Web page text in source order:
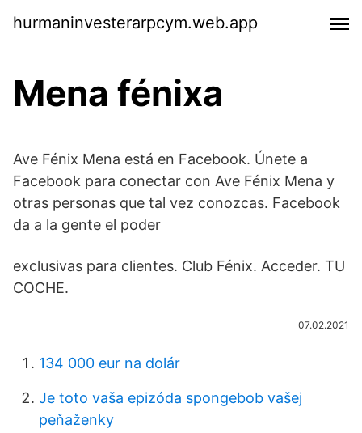
hurmaninvesterarpcym.web.app
Mena fénixa
Ave Fénix Mena está en Facebook. Únete a
Facebook para conectar con Ave Fénix Mena y
otras personas que tal vez conozcas. Facebook
da a la gente el poder
exclusivas para clientes. Club Fénix. Acceder. TU
COCHE.
07.02.2021
134 000 eur na dolár
Je toto vaša epizóda spongebob vašej
peňaženky